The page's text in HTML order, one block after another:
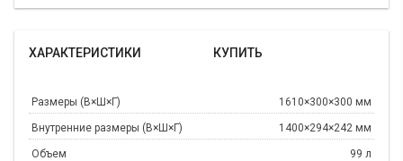
ХАРАКТЕРИСТИКИ КУПИТЬ
Размеры (В×Ш×Г) 1610×300×300 мм
Внутренние размеры (В×Ш×Г) 1400×294×242 мм
Объем 99 л